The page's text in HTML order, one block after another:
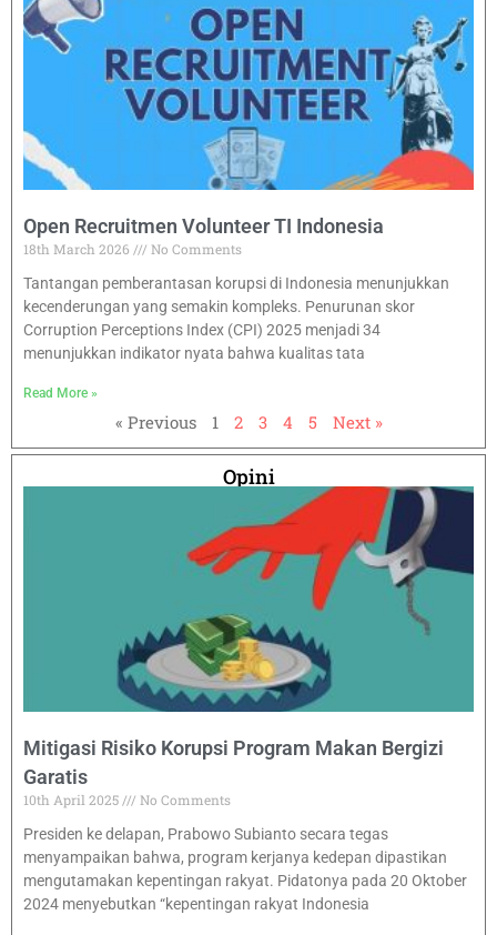
Open Recruitmen Volunteer TI Indonesia
18th March 2026
No Comments
Tantangan pemberantasan korupsi di Indonesia menunjukkan
kecenderungan yang semakin kompleks. Penurunan skor
Corruption Perceptions Index (CPI) 2025 menjadi 34
menunjukkan indikator nyata bahwa kualitas tata
Read More »
« Previous 1 2 3 4 5 Next »
Opini
Mitigasi Risiko Korupsi Program Makan Bergizi
Garatis
10th April 2025
No Comments
Presiden ke delapan, Prabowo Subianto secara tegas
menyampaikan bahwa, program kerjanya kedepan dipastikan
mengutamakan kepentingan rakyat. Pidatonya pada 20 Oktober
2024 menyebutkan “kepentingan rakyat Indonesia